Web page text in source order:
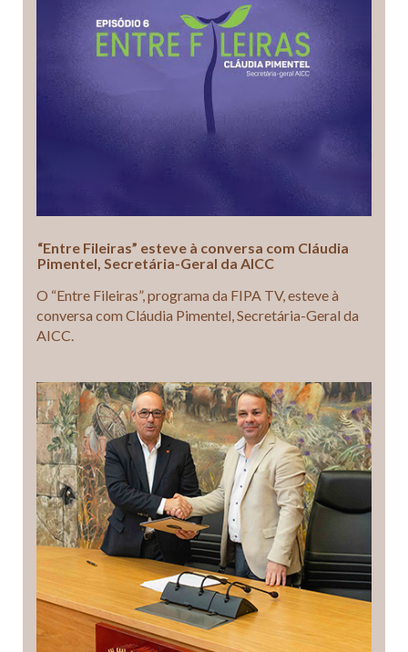
“Entre Fileiras” esteve à conversa com Cláudia
Pimentel, Secretária-Geral da AICC
O “Entre Fileiras”, programa da FIPA TV, esteve à
conversa com Cláudia Pimentel, Secretária-Geral da
AICC.